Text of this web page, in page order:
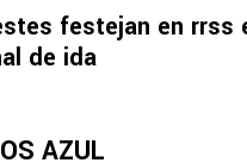
festejan en rrss